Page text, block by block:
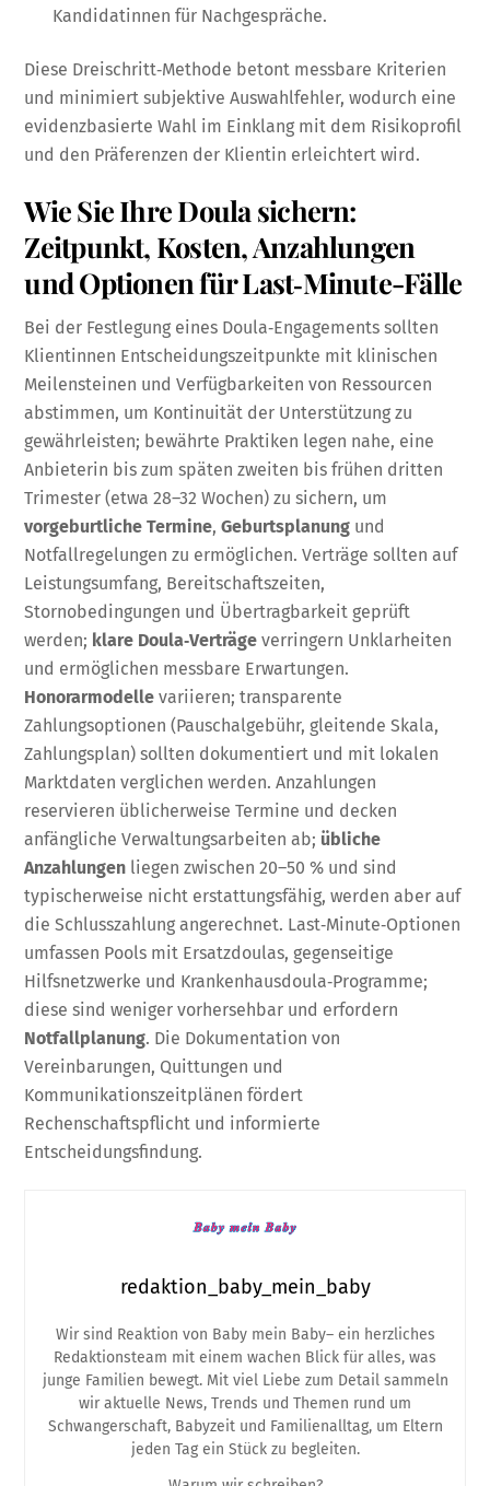
Kandidatinnen für Nachgespräche.
Diese Dreischritt‑Methode betont messbare Kriterien
und minimiert subjektive Auswahlfehler, wodurch eine
evidenzbasierte Wahl im Einklang mit dem Risikoprofil
und den Präferenzen der Klientin erleichtert wird.
Wie Sie Ihre Doula sichern:
Zeitpunkt, Kosten, Anzahlungen
und Optionen für Last‑Minute-Fälle
Bei der Festlegung eines Doula‑Engagements sollten
Klientinnen Entscheidungszeitpunkte mit klinischen
Meilensteinen und Verfügbarkeiten von Ressourcen
abstimmen, um Kontinuität der Unterstützung zu
gewährleisten; bewährte Praktiken legen nahe, eine
Anbieterin bis zum späten zweiten bis frühen dritten
Trimester (etwa 28–32 Wochen) zu sichern, um
vorgeburtliche Termine,Geburtsplanung und
Notfallregelungen zu ermöglichen. Verträge sollten auf
Leistungsumfang, Bereitschaftszeiten,
Stornobedingungen und Übertragbarkeit geprüft
werden; klare Doula‑Verträge verringern Unklarheiten
und ermöglichen messbare Erwartungen.
Honorarmodelle variieren; transparente
Zahlungsoptionen (Pauschalgebühr, gleitende Skala,
Zahlungsplan) sollten dokumentiert und mit lokalen
Marktdaten verglichen werden. Anzahlungen
reservieren üblicherweise Termine und decken
anfängliche Verwaltungsarbeiten ab; übliche
Anzahlungen liegen zwischen 20–50 % und sind
typischerweise nicht erstattungsfähig, werden aber auf
die Schlusszahlung angerechnet. Last‑Minute‑Optionen
umfassen Pools mit Ersatzdoulas, gegenseitige
Hilfsnetzwerke und Krankenhausdoula‑Programme;
diese sind weniger vorhersehbar und erfordern
Notfallplanung. Die Dokumentation von
Vereinbarungen, Quittungen und
Kommunikationszeitplänen fördert
Rechenschaftspflicht und informierte
Entscheidungsfindung.
redaktion_baby_mein_baby
Wir sind Reaktion von Baby mein Baby– ein herzliches
Redaktionsteam mit einem wachen Blick für alles, was
junge Familien bewegt. Mit viel Liebe zum Detail sammeln
wir aktuelle News, Trends und Themen rund um
Schwangerschaft, Babyzeit und Familienalltag, um Eltern
jeden Tag ein Stück zu begleiten.